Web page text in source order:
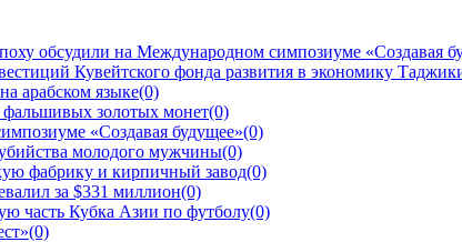
обсудили на Международном симпозиуме «Создавая
Кувейтского фонда развития в экономику
арабском языке(0)
золотых монет(0)
«Создавая будущее»(0)
молодого мужчины(0)
фабрику и кирпичный завод(0)
за $331 миллион(0)
часть Кубка Азии по футболу(0)
(0)